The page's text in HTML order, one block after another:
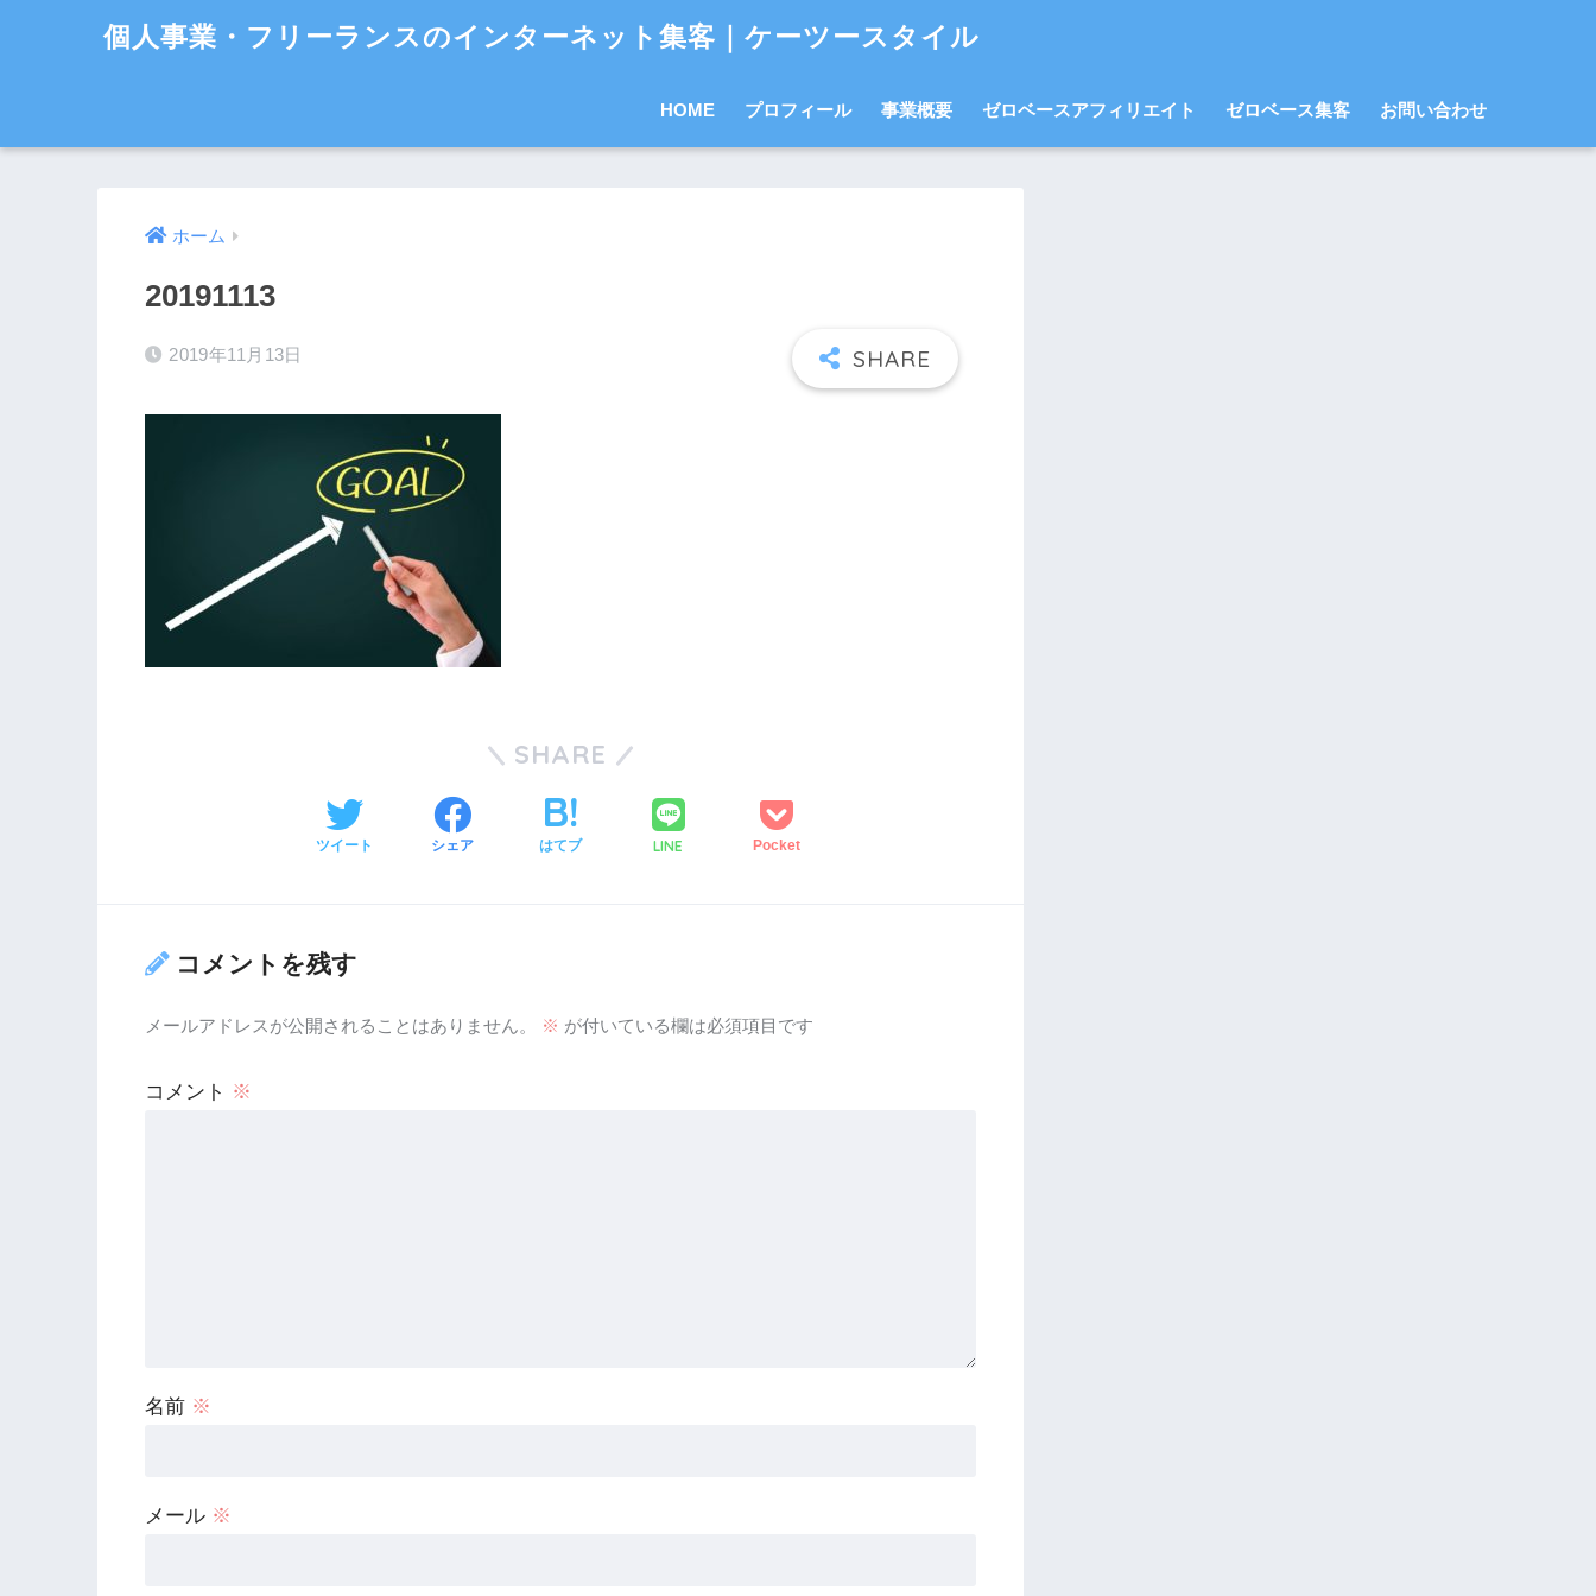
個人事業・フリーランスのインターネット集客｜ケーツースタイル
HOME プロフィール 事業概要 ゼロベースアフィリエイト ゼロベース集客 お問い合わせ
ホーム
20191113
2019年11月13日
SHARE
ツイート シェア はてブ LINE Pocket
コメントを残す
メールアドレスが公開されることはありません。 ※ が付いている欄は必須項目です
コメント ※
名前 ※
メール ※